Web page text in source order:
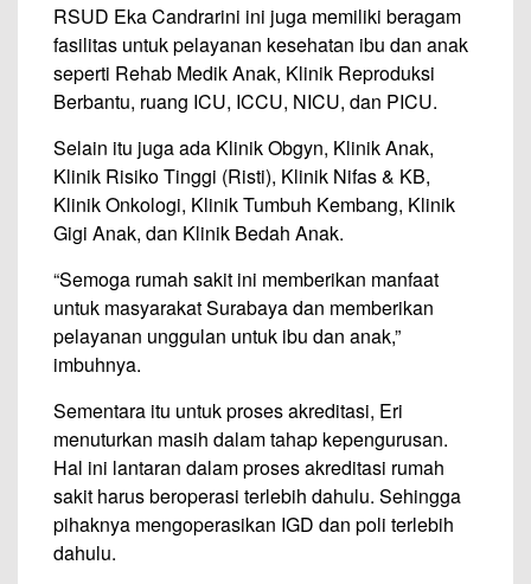
RSUD Eka Candrarini ini juga memiliki beragam
fasilitas untuk pelayanan kesehatan ibu dan anak
seperti Rehab Medik Anak, Klinik Reproduksi
Berbantu, ruang ICU, ICCU, NICU, dan PICU.
Selain itu juga ada Klinik Obgyn, Klinik Anak,
Klinik Risiko Tinggi (Risti), Klinik Nifas & KB,
Klinik Onkologi, Klinik Tumbuh Kembang, Klinik
Gigi Anak, dan Klinik Bedah Anak.
“Semoga rumah sakit ini memberikan manfaat
untuk masyarakat Surabaya dan memberikan
pelayanan unggulan untuk ibu dan anak,”
imbuhnya.
Sementara itu untuk proses akreditasi, Eri
menuturkan masih dalam tahap kepengurusan.
Hal ini lantaran dalam proses akreditasi rumah
sakit harus beroperasi terlebih dahulu. Sehingga
pihaknya mengoperasikan IGD dan poli terlebih
dahulu.